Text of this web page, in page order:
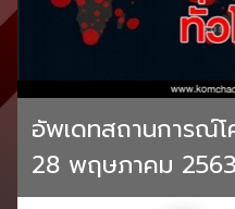
อัพเดทสถานการณ์
28 พฤษภาคม 2563